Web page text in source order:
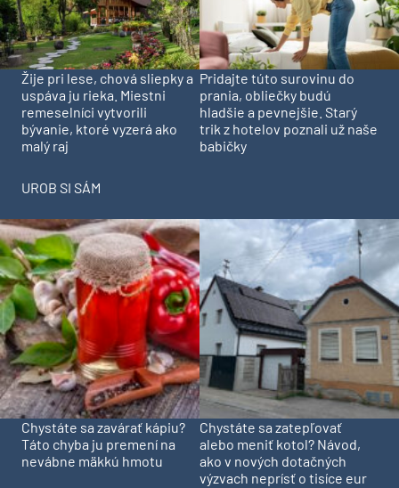
Žije pri lese, chová sliepky a
uspáva ju rieka. Miestni
remeselníci vytvorili
bývanie, ktoré vyzerá ako
malý raj
Pridajte túto surovinu do
prania, obliečky budú
hladšie a pevnejšie. Starý
trik z hotelov poznali už naše
babičky
UROB SI SÁM
Chystáte sa zavárať kápiu?
Táto chyba ju premení na
nevábne mäkkú hmotu
Chystáte sa zatepľovať
alebo meniť kotol? Návod,
ako v nových dotačných
výzvach neprísť o tisíce eur